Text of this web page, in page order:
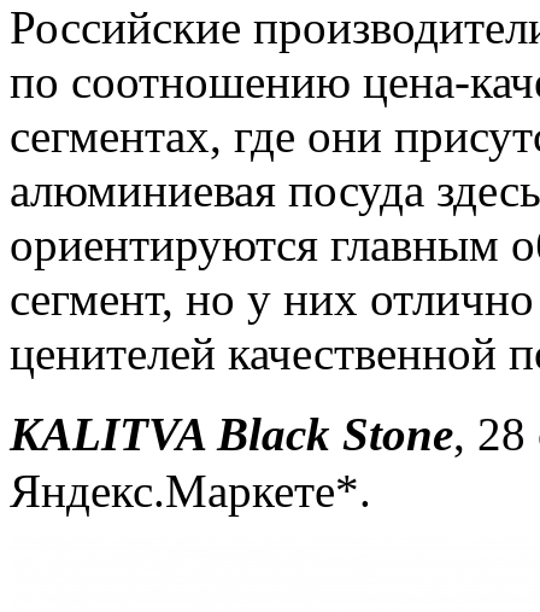
Российские
по соотношению цена-
сегментах, где они
алюминиевая посуда
ориентируются главным
сегмент, но у них
ценителей качественной
KALITVA Black Stone, 28
Яндекс.Маркете*.